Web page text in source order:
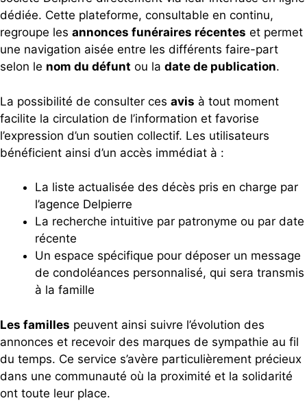
dédiée. Cette plateforme, consultable en continu,
regroupe les annonces funéraires récentes et permet
une navigation aisée entre les différents faire-part
selon le nom du défunt ou la date de publication.
La possibilité de consulter ces avis à tout moment
facilite la circulation de l’information et favorise
l’expression d’un soutien collectif. Les utilisateurs
bénéficient ainsi d’un accès immédiat à :
La liste actualisée des décès pris en charge par
l’agence Delpierre
La recherche intuitive par patronyme ou par date
récente
Un espace spécifique pour déposer un message
de condoléances personnalisé, qui sera transmis
à la famille
Les familles peuvent ainsi suivre l’évolution des
annonces et recevoir des marques de sympathie au fil
du temps. Ce service s’avère particulièrement précieux
dans une communauté où la proximité et la solidarité
ont toute leur place.